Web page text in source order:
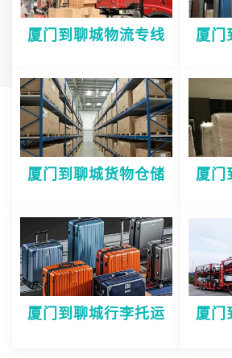
厦门到聊城物流专线 厦门
厦门到聊城货物仓储 厦门
厦门到聊城行李托运 厦门